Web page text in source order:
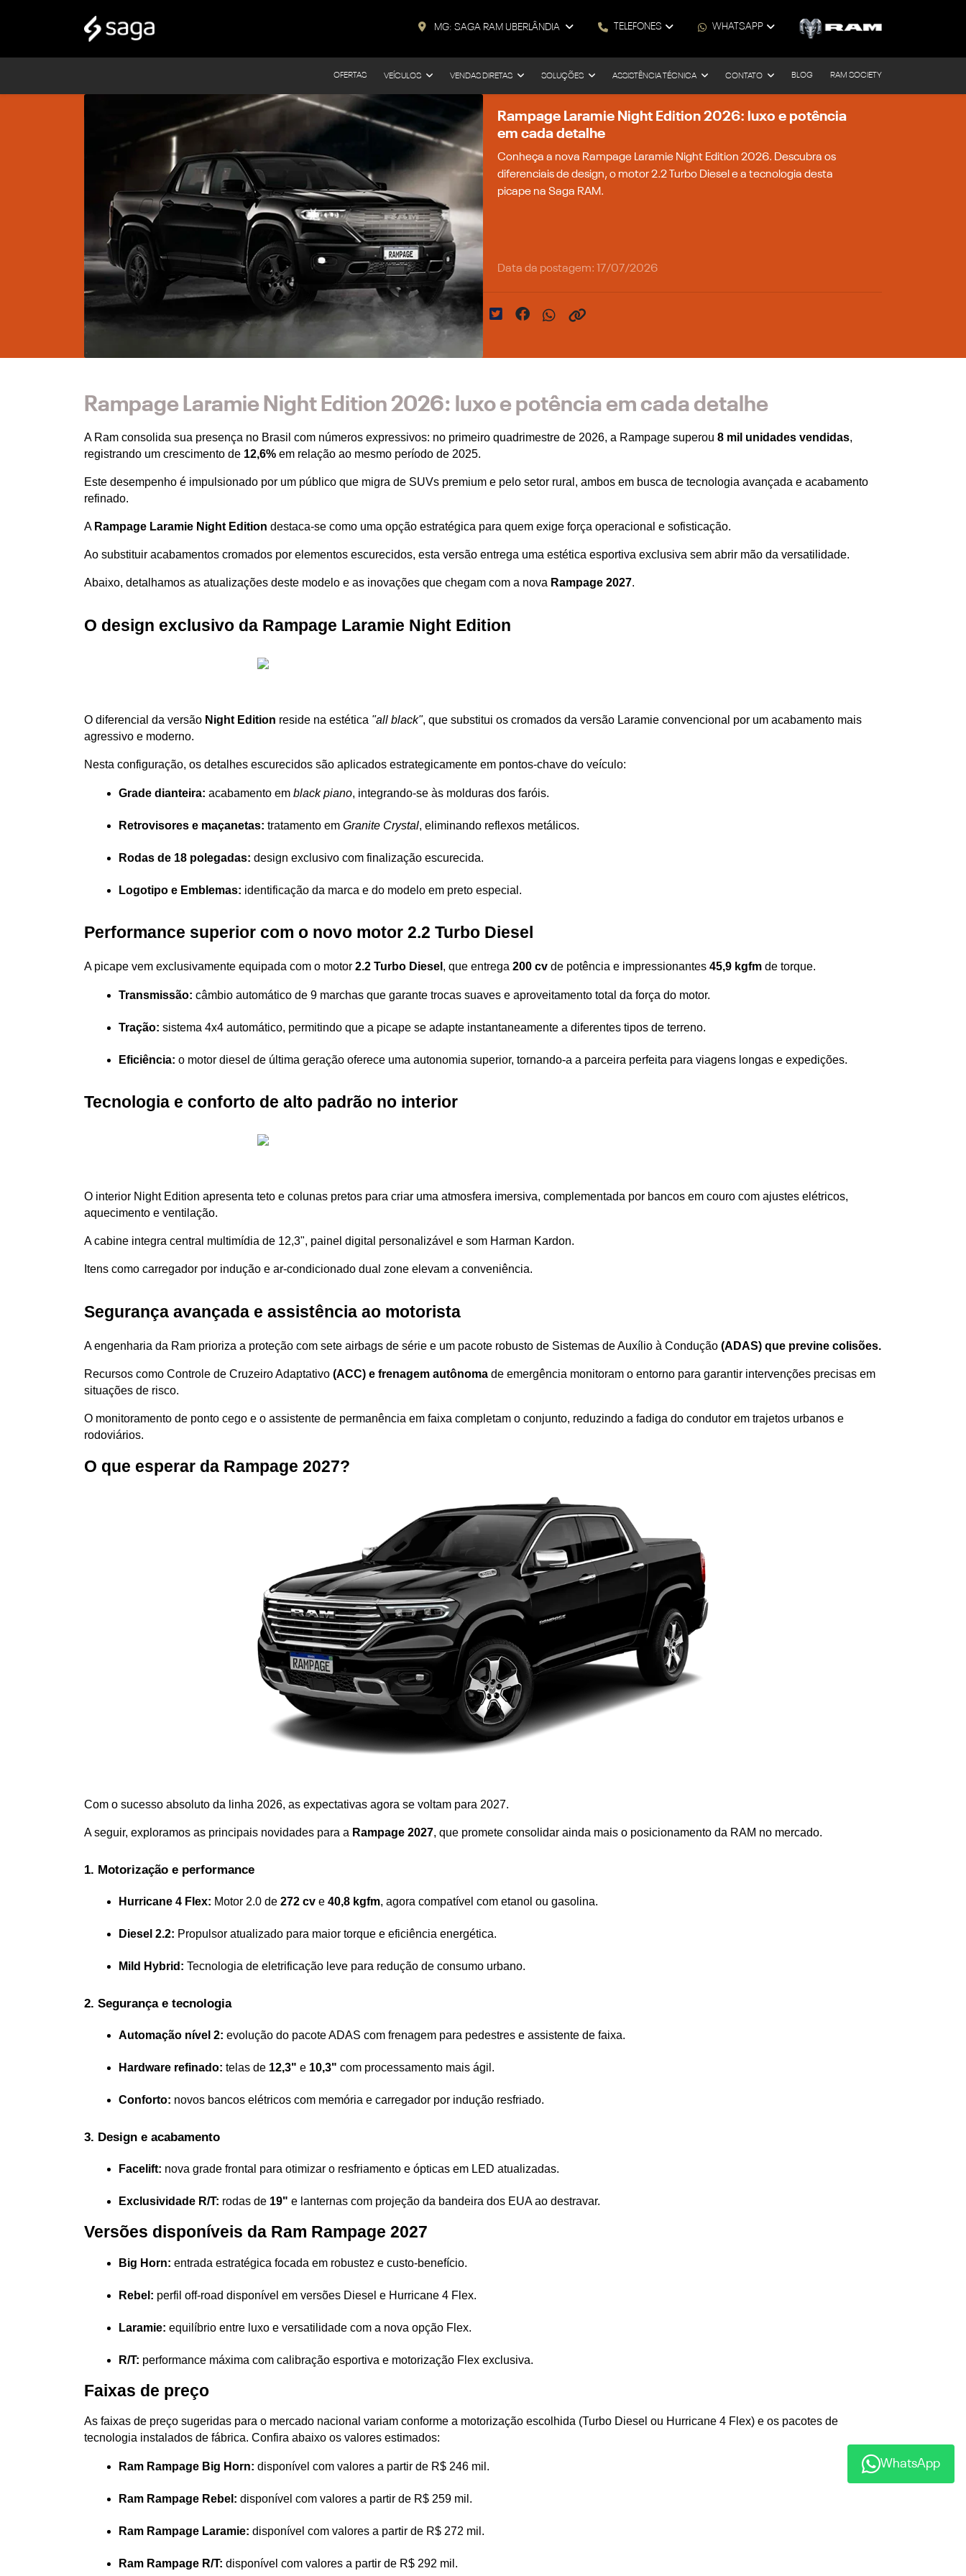
MG: SAGA RAM UBERLÂNDIA TELEFONES WHATSAPP
OFERTAS VEÍCULOS VENDAS DIRETAS SOLUÇÕES ASSISTÊNCIA TÉCNICA CONTATO BLOG RAM SOCIETY
Rampage Laramie Night Edition 2026: luxo e potência
em cada detalhe
Conheça a nova Rampage Laramie Night Edition 2026. Descubra os
diferenciais de design, o motor 2.2 Turbo Diesel e a tecnologia desta
picape na Saga RAM.
Data da postagem: 17/07/2026
Rampage Laramie Night Edition 2026: luxo e potência em cada detalhe
A Ram consolida sua presença no Brasil com números expressivos: no primeiro quadrimestre de 2026, a Rampage superou 8 mil unidades vendidas,
registrando um crescimento de 12,6% em relação ao mesmo período de 2025.
Este desempenho é impulsionado por um público que migra de SUVs premium e pelo setor rural, ambos em busca de tecnologia avançada e acabamento
refinado.
A Rampage Laramie Night Edition destaca-se como uma opção estratégica para quem exige força operacional e sofisticação.
Ao substituir acabamentos cromados por elementos escurecidos, esta versão entrega uma estética esportiva exclusiva sem abrir mão da versatilidade.
Abaixo, detalhamos as atualizações deste modelo e as inovações que chegam com a nova Rampage 2027.
O design exclusivo da Rampage Laramie Night Edition
O diferencial da versão Night Edition reside na estética "all black", que substitui os cromados da versão Laramie convencional por um acabamento mais
agressivo e moderno.
Nesta configuração, os detalhes escurecidos são aplicados estrategicamente em pontos-chave do veículo:
Grade dianteira: acabamento em black piano, integrando-se às molduras dos faróis.
Retrovisores e maçanetas: tratamento em Granite Crystal, eliminando reflexos metálicos.
Rodas de 18 polegadas: design exclusivo com finalização escurecida.
Logotipo e Emblemas: identificação da marca e do modelo em preto especial.
Performance superior com o novo motor 2.2 Turbo Diesel
A picape vem exclusivamente equipada com o motor 2.2 Turbo Diesel , que entrega 200 cv de potência e impressionantes 45,9 kgfm de torque.
Transmissão: câmbio automático de 9 marchas que garante trocas suaves e aproveitamento total da força do motor.
Tração: sistema 4x4 automático, permitindo que a picape se adapte instantaneamente a diferentes tipos de terreno.
Eficiência: o motor diesel de última geração oferece uma autonomia superior, tornando-a a parceira perfeita para viagens longas e expedições.
Tecnologia e conforto de alto padrão no interior
O interior Night Edition apresenta teto e colunas pretos para criar uma atmosfera imersiva, complementada por bancos em couro com ajustes elétricos,
aquecimento e ventilação.
A cabine integra central multimídia de 12,3", painel digital personalizável e som Harman Kardon.
Itens como carregador por indução e ar-condicionado dual zone elevam a conveniência.
Segurança avançada e assistência ao motorista
A engenharia da Ram prioriza a proteção com sete airbags de série e um pacote robusto de Sistemas de Auxílio à Condução (ADAS) que previne colisões.
Recursos como Controle de Cruzeiro Adaptativo (ACC) e frenagem autônoma de emergência monitoram o entorno para garantir intervenções precisas em
situações de risco.
O monitoramento de ponto cego e o assistente de permanência em faixa completam o conjunto, reduzindo a fadiga do condutor em trajetos urbanos e
rodoviários.
O que esperar da Rampage 2027?
Com o sucesso absoluto da linha 2026, as expectativas agora se voltam para 2027.
A seguir, exploramos as principais novidades para a Rampage 2027, que promete consolidar ainda mais o posicionamento da RAM no mercado.
1. Motorização e performance
Hurricane 4 Flex: Motor 2.0 de 272 cv e 40,8 kgfm, agora compatível com etanol ou gasolina.
Diesel 2.2: Propulsor atualizado para maior torque e eficiência energética.
Mild Hybrid: Tecnologia de eletrificação leve para redução de consumo urbano.
2. Segurança e tecnologia
Automação nível 2: evolução do pacote ADAS com frenagem para pedestres e assistente de faixa.
Hardware refinado: telas de 12,3" e 10,3" com processamento mais ágil.
Conforto: novos bancos elétricos com memória e carregador por indução resfriado.
3. Design e acabamento
Facelift: nova grade frontal para otimizar o resfriamento e ópticas em LED atualizadas.
Exclusividade R/T: rodas de 19" e lanternas com projeção da bandeira dos EUA ao destravar.
Versões disponíveis da Ram Rampage 2027
Big Horn: entrada estratégica focada em robustez e custo-benefício.
Rebel: perfil off-road disponível em versões Diesel e Hurricane 4 Flex.
Laramie: equilíbrio entre luxo e versatilidade com a nova opção Flex.
R/T: performance máxima com calibração esportiva e motorização Flex exclusiva.
Faixas de preço
As faixas de preço sugeridas para o mercado nacional variam conforme a motorização escolhida (Turbo Diesel ou Hurricane 4 Flex) e os pacotes de
tecnologia instalados de fábrica. Confira abaixo os valores estimados:
Ram Rampage Big Horn: disponível com valores a partir de R$ 246 mil.
Ram Rampage Rebel: disponível com valores a partir de R$ 259 mil.
Ram Rampage Laramie: disponível com valores a partir de R$ 272 mil.
Ram Rampage R/T: disponível com valores a partir de R$ 292 mil.
WhatsApp